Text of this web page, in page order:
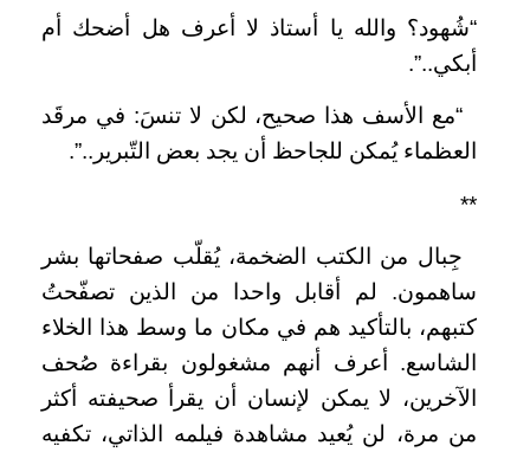
“شُهود؟ والله يا أستاذ لا أعرف هل أضحك أم
أبكي..”.
“مع الأسف هذا صحيح، لكن لا تنسَ: في مرقَد
العظماء يُمكن للجاحظ أن يجد بعض التّبرير..”.
**
جِبال من الكتب الضخمة، يُقلّب صفحاتها بشر
ساهمون. لم أقابل واحدا من الذين تصفّحتُ
كتبهم، بالتأكيد هم في مكان ما وسط هذا الخلاء
الشاسع. أعرف أنهم مشغولون بقراءة صُحف
الآخرين، لا يمكن لإنسان أن يقرأ صحيفته أكثر
من مرة، لن يُعيد مشاهدة فيلمه الذاتي، تكفيه